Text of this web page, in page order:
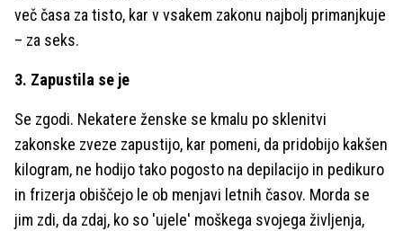
več časa za tisto, kar v vsakem zakonu najbolj primanjkuje
– za seks.
3. Zapustila se je
Se zgodi. Nekatere ženske se kmalu po sklenitvi
zakonske zveze zapustijo, kar pomeni, da pridobijo kakšen
kilogram, ne hodijo tako pogosto na depilacijo in pedikuro
in frizerja obiščejo le ob menjavi letnih časov. Morda se
jim zdi, da zdaj, ko so 'ujele' moškega svojega življenja,